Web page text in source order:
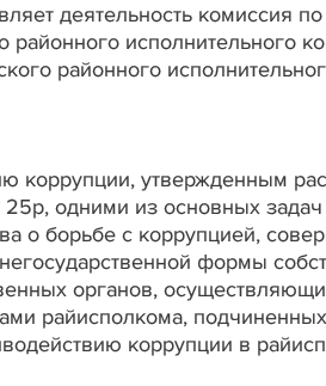
деятельность комиссия
исполнительного
районного
коррупции, утвержденным
одними из основных
о борьбе с коррупцией,
формы
органов,
райисполкома,
коррупции в